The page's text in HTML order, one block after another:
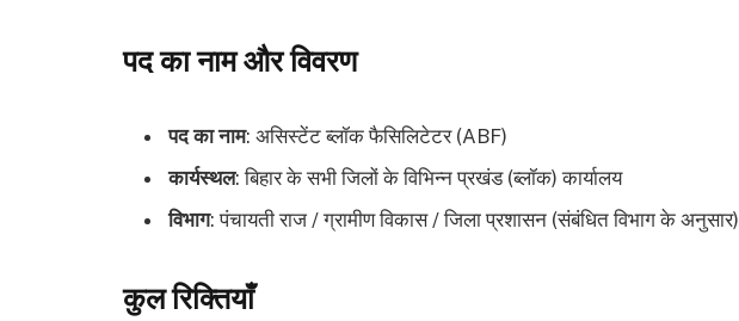
पद का नाम और विवरण
पद का नाम: असिस्टेंट ब्लॉक फैसिलिटेटर (ABF)
कार्यस्थल: बिहार के सभी जिलों के विभिन्न प्रखंड (ब्लॉक) कार्यालय
विभाग: पंचायती राज / ग्रामीण विकास / जिला प्रशासन (संबंधित विभाग के अनुसार)
कुल रिक्तियाँ